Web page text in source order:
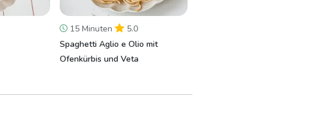
15 Minuten
5.0
Spaghetti Aglio e Olio mit
Ofenkürbis und Veta